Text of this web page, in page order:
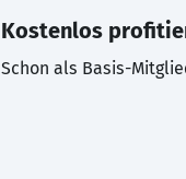
Kostenlos
Schon als Basis-